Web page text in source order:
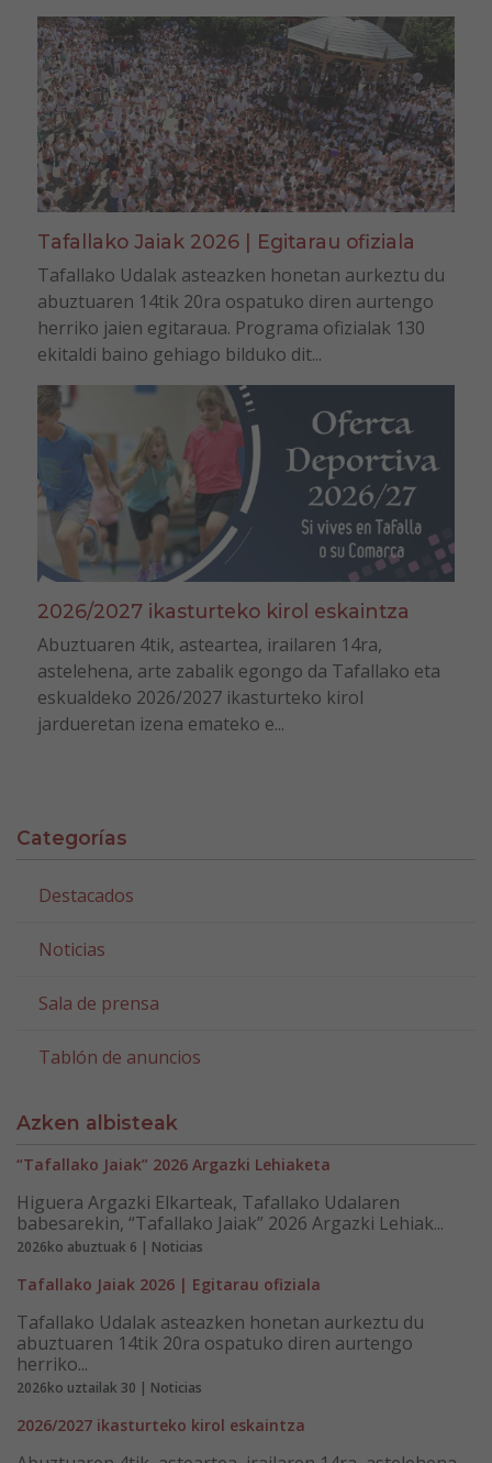
Tafallako Jaiak 2026 | Egitarau ofiziala
Tafallako Udalak asteazken honetan aurkeztu du
abuztuaren 14tik 20ra ospatuko diren aurtengo
herriko jaien egitaraua. Programa ofizialak 130
ekitaldi baino gehiago bilduko dit...
2026/2027 ikasturteko kirol eskaintza
Abuztuaren 4tik, asteartea, irailaren 14ra,
astelehena, arte zabalik egongo da Tafallako eta
eskualdeko 2026/2027 ikasturteko kirol
jardueretan izena emateko e...
Categorías
Destacados
Noticias
Sala de prensa
Tablón de anuncios
Azken albisteak
“Tafallako Jaiak” 2026 Argazki Lehiaketa
Higuera Argazki Elkarteak, Tafallako Udalaren
babesarekin, “Tafallako Jaiak” 2026 Argazki Lehiak...
2026ko abuztuak 6 | Noticias
Tafallako Jaiak 2026 | Egitarau ofiziala
Tafallako Udalak asteazken honetan aurkeztu du
abuztuaren 14tik 20ra ospatuko diren aurtengo
herriko...
2026ko uztailak 30 | Noticias
2026/2027 ikasturteko kirol eskaintza